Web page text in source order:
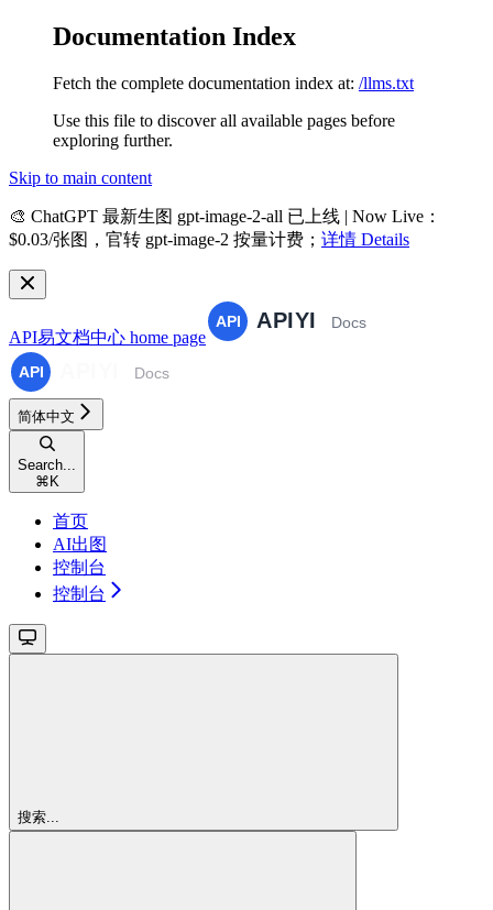
Documentation Index
Fetch the complete documentation index at: /llms.txt
Use this file to discover all available pages before
exploring further.
Skip to main content
🎨 ChatGPT 最新生图 gpt-image-2-all 已上线 | Now Live ：
$0.03/张图，官转 gpt-image-2 按量计费； 详情 Details
API易文档中心 home page
简体中文
Search...
⌘ K
首页
AI出图
控制台
控制台
搜索...